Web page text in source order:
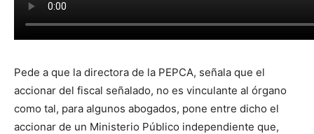
Pede a que la directora de la PEPCA, señala que el
accionar del fiscal señalado, no es vinculante al órgano
como tal, para algunos abogados, pone entre dicho el
accionar de un Ministerio Público independiente que,